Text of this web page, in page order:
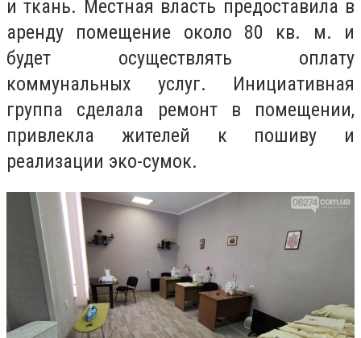
и ткань. Местная власть предоставила в
аренду помещение около 80 кв. м. и
будет осуществлять оплату
коммунальных услуг. Инициативная
группа сделала ремонт в помещении,
привлекла жителей к пошиву и
реализации эко-сумок.